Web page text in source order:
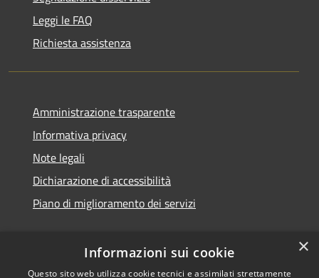
Leggi le FAQ
Richiesta assistenza
Amministrazione trasparente
Informativa privacy
Note legali
Dichiarazione di accessibilità
Piano di miglioramento dei servizi
Copyright © 2026 • Comune di
×
Informazioni sui cookie
Questo sito web utilizza cookie tecnici e assimilati strettamente